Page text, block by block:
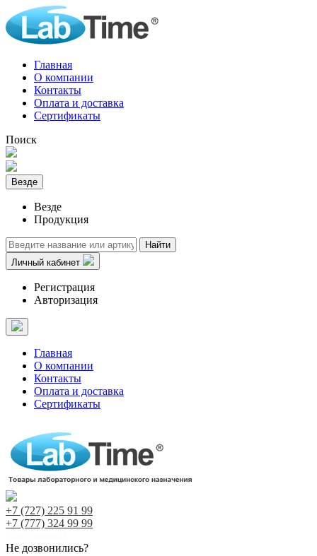
Главная
О компании
Контакты
Оплата и доставка
Сертификаты
Поиск
Везде
Везде
Продукция
Найти
Личный кабинет
Регистрация
Авторизация
Главная
О компании
Контакты
Оплата и доставка
Сертификаты
+7 (727) 225 91 99
+7 (777) 324 99 99
Не дозвонились?